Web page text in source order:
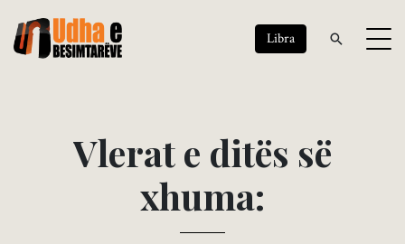
Libra
Vlerate ditës së
xhuma: